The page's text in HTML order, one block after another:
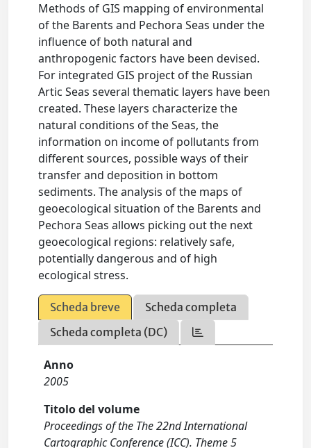
Methods of GIS mapping of environmental
of the Barents and Pechora Seas under the
influence of both natural and
anthropogenic factors have been devised.
For integrated GIS project of the Russian
Artic Seas several thematic layers have been
created. These layers characterize the
natural conditions of the Seas, the
information on income of pollutants from
different sources, possible ways of their
transfer and deposition in bottom
sediments. The analysis of the maps of
geoecological situation of the Barents and
Pechora Seas allows picking out the next
geoecological regions: relatively safe,
potentially dangerous and of high
ecological stress.
Scheda breve
Scheda completa
Scheda completa (DC)
Anno
2005
Titolo del volume
Proceedings of the The 22nd International
Cartographic Conference (ICC). Theme 5